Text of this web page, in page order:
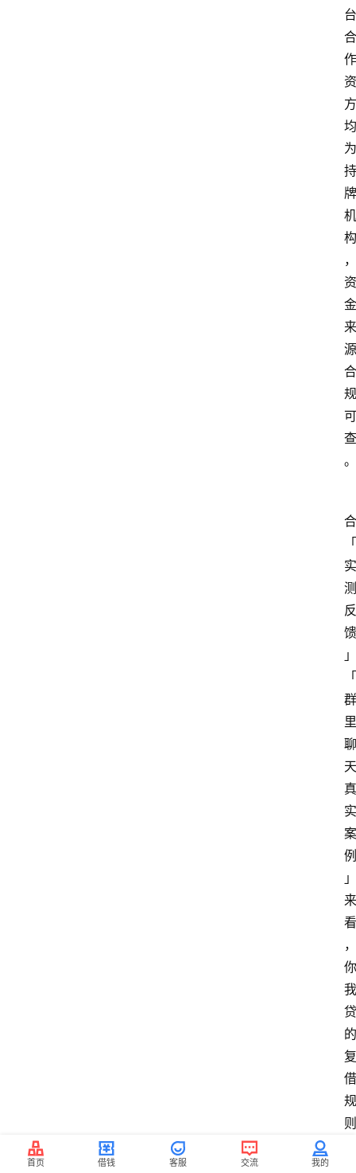
台
合
作
资
方
均
为
持
牌
机
构
，
资
金
来
源
合
规
可
查
。
合
「
实
测
反
馈
」
「
群
里
聊
天
真
实
案
例
」
来
看
，
你
我
贷
的
复
借
规
则
首页 借钱 客服 交流 我的